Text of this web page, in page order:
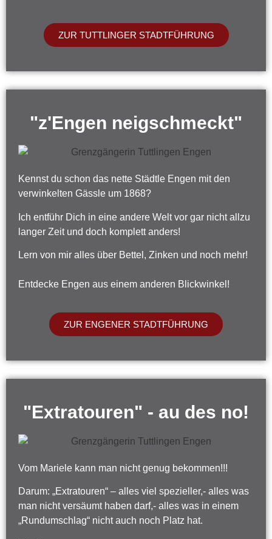
ZUR TUTTLINGER STADTFÜHRUNG
"z'Engen neigschmeckt"
Kennst du schon das nette Städtle Engen mit den
verwinkelten Gässle um 1868?
Ich entführ Dich in eine andere Welt vor gar nicht allzu
langer Zeit und doch komplett anders!
Lern von mir alles über Bettel, Zinken und noch mehr!
Entdecke Engen aus einem anderen Blickwinkel!
ZUR ENGENER STADTFÜHRUNG
"Extratouren" - au des no!
Vom Mariele kann man nicht genug bekommen!!!
Darum: „Extratouren“ – alles viel spezieller,- alles was
man nicht versäumt haben darf,- alles was in einem
„Rundumschlag“ nicht auch noch Platz hat.